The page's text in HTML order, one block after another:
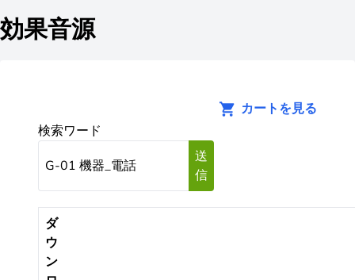
効果音源
カートを見る
検索ワード
送
信
ダ
ウ
ン